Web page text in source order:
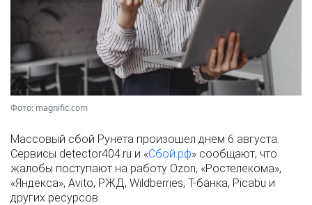
Фото: magnific.com
Массовый сбой Рунета произошел днем 6 августа.
Сервисы detector404.ru и «Сбой.рф» сообщают, что
жалобы поступают на работу Ozon, «Ростелекома»,
«Яндекса», Avito, РЖД, Wildberries, Т-банка, Picabu и
других ресурсов.